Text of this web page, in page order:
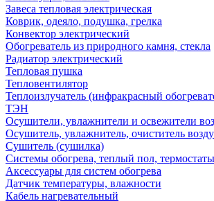
Завеса тепловая электрическая
Коврик, одеяло, подушка, грелка
Конвектор электрический
Обогреватель из природного камня, стекла
Радиатор электрический
Тепловая пушка
Тепловентилятор
Теплоизлучатель (инфракрасный
ТЭН
Осушители, увлажнители и освежители
Осушитель, увлажнитель, очиститель
Сушитель (сушилка)
Системы обогрева, теплый пол, термостаты
Аксессуары для систем обогрева
Датчик температуры, влажности
Кабель нагревательный